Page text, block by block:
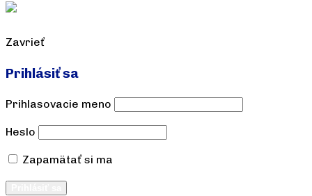
Zavrieť
Prihlásiť sa
Prihlasovacie meno
Heslo
Zapamätať si ma